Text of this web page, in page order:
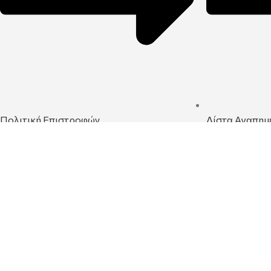
Πολιτική Επιστροφών Λίστα